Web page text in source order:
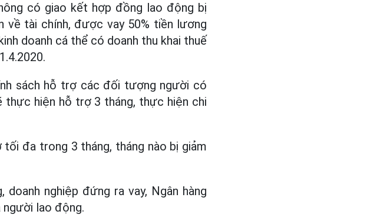
có giao kết hợp đồng lao động bị
về tài chính, được vay 50% tiền lương
doanh cá thể có doanh thu khai thuế
sách hỗ trợ các đối tượng người có
thực hiện hỗ trợ 3 tháng, thực hiện chi
đa trong 3 tháng, tháng nào bị giảm
nghiệp đứng ra vay, Ngân hàng
người lao động.